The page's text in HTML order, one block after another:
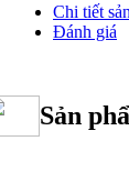
Chi tiết
Đánh giá
Sản